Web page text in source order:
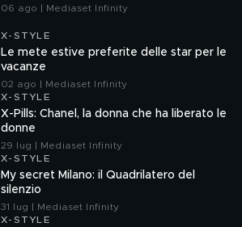
06 ago | Mediaset Infinity
X-STYLE
Le mete estive preferite delle star per le
vacanze
02 ago | Mediaset Infinity
X-STYLE
X-Pills: Chanel, la donna che ha liberato le
donne
29 lug | Mediaset Infinity
X-STYLE
My secret Milano: il Quadrilatero del
silenzio
31 lug | Mediaset Infinity
X-STYLE